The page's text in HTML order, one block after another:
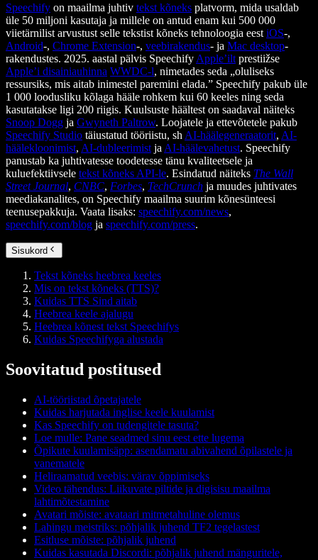
Speechify on maailma juhtiv tekst kõneks platvorm, mida usaldab
üle 50 miljoni kasutaja ja millele on antud enam kui 500 000
viietärnilist arvustust selle tekstist kõneks tehnoloogia eest iOS-,
Android-, Chrome Extension-, veebirakendus- ja Mac desktop-
rakendustes. 2025. aastal pälvis Speechify Apple’ilt prestiižse
Apple’i disainiauhinna WWDC-l, nimetades seda „oluliseks
ressursiks, mis aitab inimestel paremini elada.” Speechify pakub üle
1 000 loodusliku kõlaga hääle rohkem kui 60 keeles ning seda
kasutatakse ligi 200 riigis. Kuulsuste häältest on saadaval näiteks
Snoop Dogg ja Gwyneth Paltrow. Loojatele ja ettevõtetele pakub
Speechify Studio täiustatud tööriistu, sh AI-häälegeneraatorit, AI-
häälekloonimist, AI-dubleerimist ja AI-häälevahetust. Speechify
panustab ka juhtivatesse toodetesse tänu kvaliteetsele ja
kuluefektiivsele tekst kõneks API-le. Esindatud näiteks The Wall
Street Journal, CNBC, Forbes, TechCrunch ja muudes juhtivates
meediakanalites, on Speechify maailma suurim kõnesünteesi
teenusepakkuja. Vaata lisaks: speechify.com/news,
speechify.com/blog ja speechify.com/press.
Sisukord
Tekst kõneks heebrea keeles
Mis on tekst kõneks (TTS)?
Kuidas TTS Sind aitab
Heebrea keele ajalugu
Heebrea kõnest tekst Speechifys
Kuidas Speechifyga alustada
Soovitatud postitused
AI-tööriistad õpetajatele
Kuidas harjutada inglise keele kuulamist
Kas Speechify on tudengitele tasuta?
Loe mulle: Pane seadmed sinu eest ette lugema
Õpikute kuulamisäpp: asendamatu abivahend õpilastele ja
vanematele
Heliraamatud veebis: värav õppimiseks
Video tähendus: Liikuvate piltide ja digisisu maailma
lahtimõtestamine
Avatari mõiste: avataari mitmetahuline olemus
Lahingu meistriks: põhjalik juhend TF2 tegelastest
Esitluse mõiste: põhjalik juhend
Kuidas kasutada Discordi: põhjalik juhend mänguritele,